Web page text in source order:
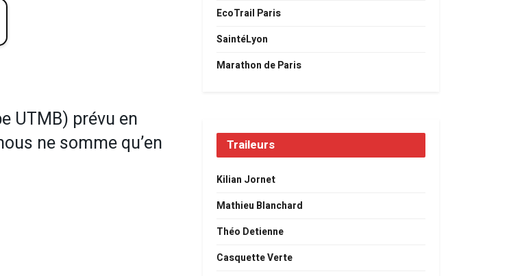
UTMB) prévu en
ne somme qu’en
EcoTrail Paris
SaintéLyon
Marathon de Paris
Traileurs
Kilian Jornet
Mathieu Blanchard
Théo Detienne
Casquette Verte